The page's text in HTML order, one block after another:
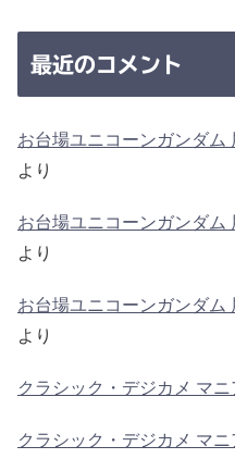
最近のコメント
お台場ユニコーンガンダム
より
お台場ユニコーンガンダム
より
お台場ユニコーンガンダム
より
クラシック・デジカメ マニ
クラシック・デジカメ マニ